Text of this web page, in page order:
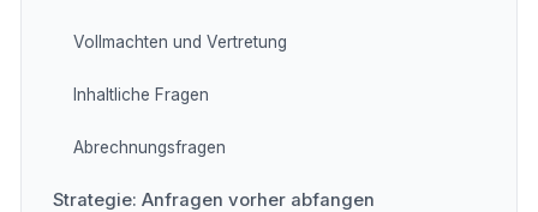
Vollmachten und Vertretung
Inhaltliche Fragen
Abrechnungsfragen
Strategie: Anfragen vorher abfangen